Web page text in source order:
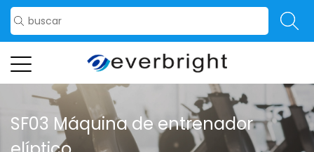
SF03 Máquina de entrenador